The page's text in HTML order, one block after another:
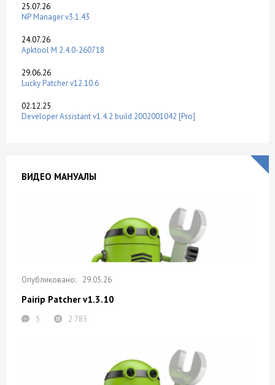
25.07.26
NP Manager v3.1.43
24.07.26
Apktool M 2.4.0-260718
29.06.26
Lucky Patcher v12.10.6
02.12.25
Developer Assistant v1.4.2 build 2002001042 [Pro]
ВИДЕО МАНУАЛЫ
29.05.26
Pairip Patcher v1.3.10
5 2 785